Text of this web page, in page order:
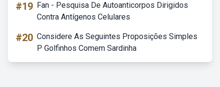
#19 Fan - Pesquisa De Autoanticorpos Dirigidos
Contra Antígenos Celulares
#20 Considere As Seguintes Proposições Simples
P Golfinhos Comem Sardinha